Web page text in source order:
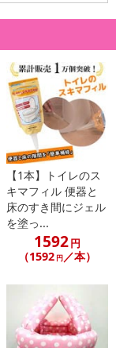
表記が旧表記の場
い。なお、本理由
いたしかねます。
トカード払い、dポ
指定はいたしかね
商品の再発送や返
。宅配業者からの
商品によって発送
【1本】トイレのス
キマフィル 便器と
床のすき間にジェル
を塗っ...
1592円
（1592 円／本）